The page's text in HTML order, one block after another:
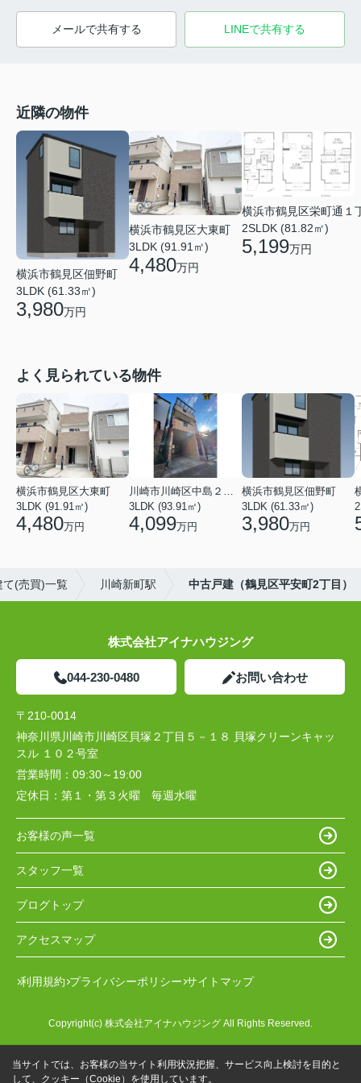
メールで共有する LINEで共有する
近隣の物件
横浜市鶴見区佃野町
3LDK (61.33㎡)
3,980万円
横浜市鶴見区大東町
3LDK (91.91㎡)
4,480万円
横浜市鶴見区栄町通１
2SLDK (81.82㎡)
5,199万円
よく見られている物件
横浜市鶴見区大東町
3LDK (91.91㎡)
4,480万円
川崎市川崎区中島２丁目
3LDK (93.91㎡)
4,099万円
横浜市鶴見区佃野町
3LDK (61.33㎡)
3,980万円
て(売買)一覧 川崎新町駅 中古戸建（鶴見区平安町2丁目）
株式会社アイナハウジング
044-230-0480 お問い合わせ
〒210-0014
神奈川県川崎市川崎区貝塚２丁目５－１８ 貝塚クリーンキャッ
スル １０２号室
営業時間： 09:30～19:00
定休日： 第１・第３火曜 毎週水曜
お客様の声一覧
スタッフ一覧
ブログトップ
アクセスマップ
利用規約 プライバシーポリシー サイトマップ
Copyright(c) 株式会社アイナハウジング All Rights Reserved.
当サイトでは、お客様の当サイト利用状況把握、サービス向上検討を目的と
して、クッキー（Cookie）を使用しています。